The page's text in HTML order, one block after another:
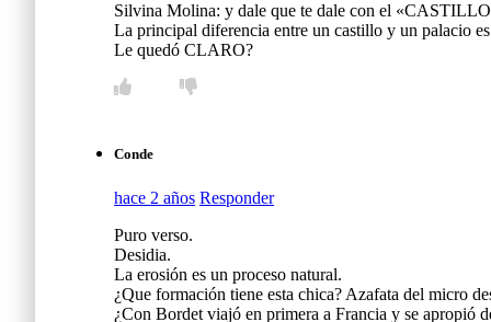
Silvina Molina: y dale que te dale con el
La principal diferencia entre un castillo y un palacio
Le quedó CLARO?
Conde
hace 2 años Responder
Puro verso.
Desidia.
La erosión es un proceso natural.
¿Que formación tiene esta chica? Azafata del micro
¿Con Bordet viajó en primera a Francia y se apropió